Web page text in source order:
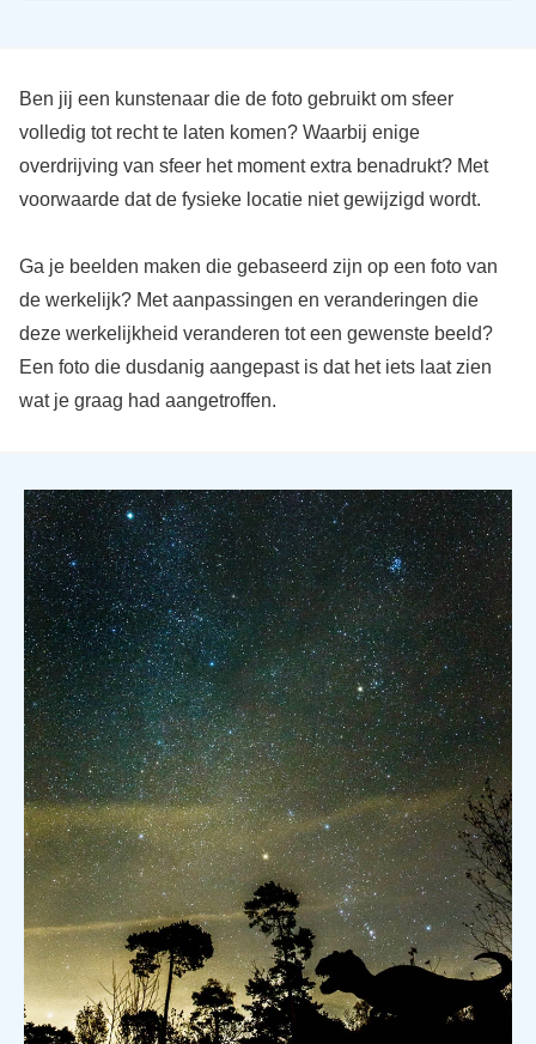
Ben jij een kunstenaar die de foto gebruikt om sfeer
volledig tot recht te laten komen? Waarbij enige
overdrijving van sfeer het moment extra benadrukt? Met
voorwaarde dat de fysieke locatie niet gewijzigd wordt.
Ga je beelden maken die gebaseerd zijn op een foto van
de werkelijk? Met aanpassingen en veranderingen die
deze werkelijkheid veranderen tot een gewenste beeld?
Een foto die dusdanig aangepast is dat het iets laat zien
wat je graag had aangetroffen.